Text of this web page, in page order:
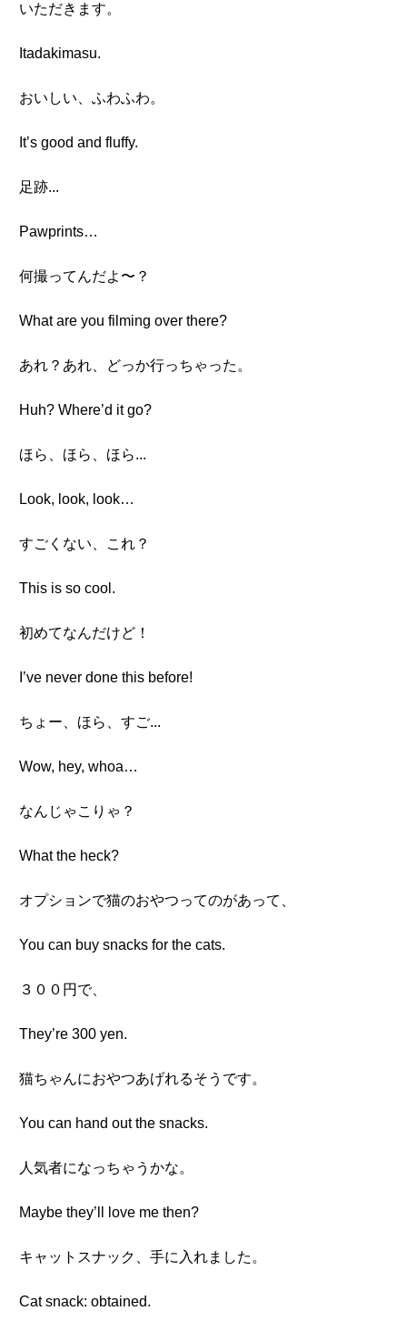
いただきます。
Itadakimasu.
おいしい、ふわふわ。
It’s good and fluffy.
足跡...
Pawprints…
何撮ってんだよ〜？
What are you filming over there?
あれ？あれ、どっか行っちゃった。
Huh? Where’d it go?
ほら、ほら、ほら...
Look, look, look…
すごくない、これ？
This is so cool.
初めてなんだけど！
I’ve never done this before!
ちょー、ほら、すご...
Wow, hey, whoa…
なんじゃこりゃ？
What the heck?
オプションで猫のおやつってのがあって、
You can buy snacks for the cats.
３００円で、
They’re 300 yen.
猫ちゃんにおやつあげれるそうです。
You can hand out the snacks.
人気者になっちゃうかな。
Maybe they’ll love me then?
キャットスナック、手に入れました。
Cat snack: obtained.